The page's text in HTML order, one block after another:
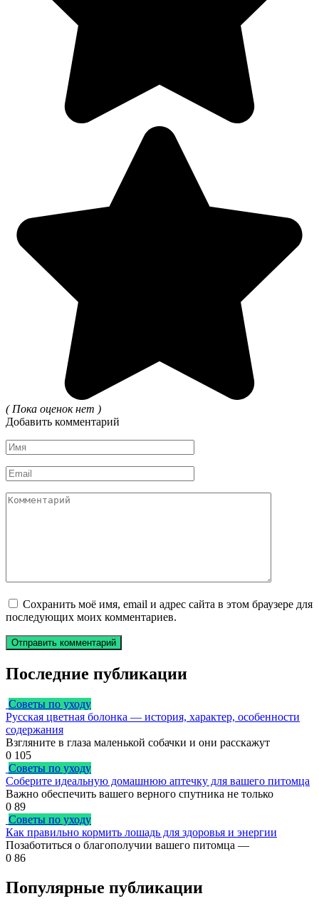
( Пока оценок нет )
Добавить комментарий
Имя
*
Email
*
Комментарий
Сохранить моё имя, email и адрес сайта в этом браузере для
последующих моих комментариев.
Последние публикации
Советы по уходу
Русская цветная болонка — история, характер, особенности
содержания
Взгляните в глаза маленькой собачки и они расскажут
0 105
Советы по уходу
Соберите идеальную домашнюю аптечку для вашего питомца
Важно обеспечить вашего верного спутника не только
0 89
Советы по уходу
Как правильно кормить лошадь для здоровья и энергии
Позаботиться о благополучии вашего питомца —
0 86
Популярные публикации